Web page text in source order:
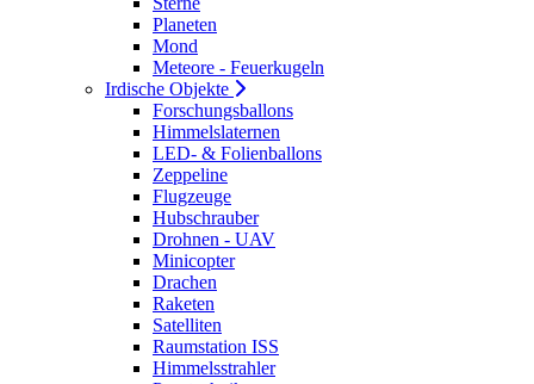
Planeten
Mond
Meteore - Feuerkugeln
Irdische Objekte
Forschungsballons
Himmelslaternen
LED- & Folienballons
Zeppeline
Flugzeuge
Hubschrauber
Drohnen - UAV
Minicopter
Drachen
Raketen
Satelliten
Raumstation ISS
Himmelsstrahler